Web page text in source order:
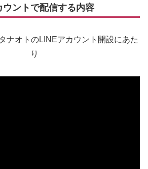
ントで配信する内容
ナオトのLINEアカウント開設にあた
り